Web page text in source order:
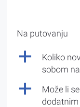
Na putovanju
a
Koliko
sobom
a
Može li